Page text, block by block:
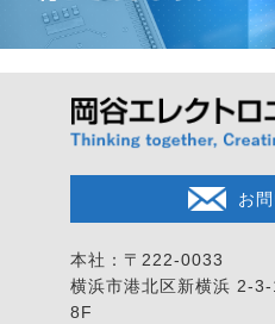
お
本社：〒222-0033
横浜市港北区新横浜 2-3-
8F